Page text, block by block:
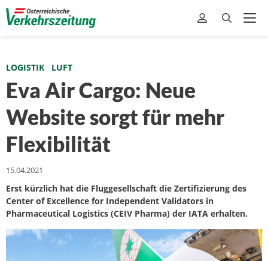
LOGISTIK LUFT
Eva Air Cargo: Neue
Website sorgt für mehr
Flexibilität
15.04.2021
Erst kürzlich hat die Fluggesellschaft die Zertifizierung des
Center of Excellence for Independent Validators in
Pharmaceutical Logistics (CEIV Pharma) der IATA erhalten.